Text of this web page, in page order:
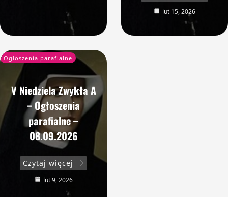
lut 15, 2026
Ogłoszenia parafialne
V Niedziela Zwykła A
– Ogłoszenia
parafialne –
08.09.2026
Czytaj więcej
lut 9, 2026